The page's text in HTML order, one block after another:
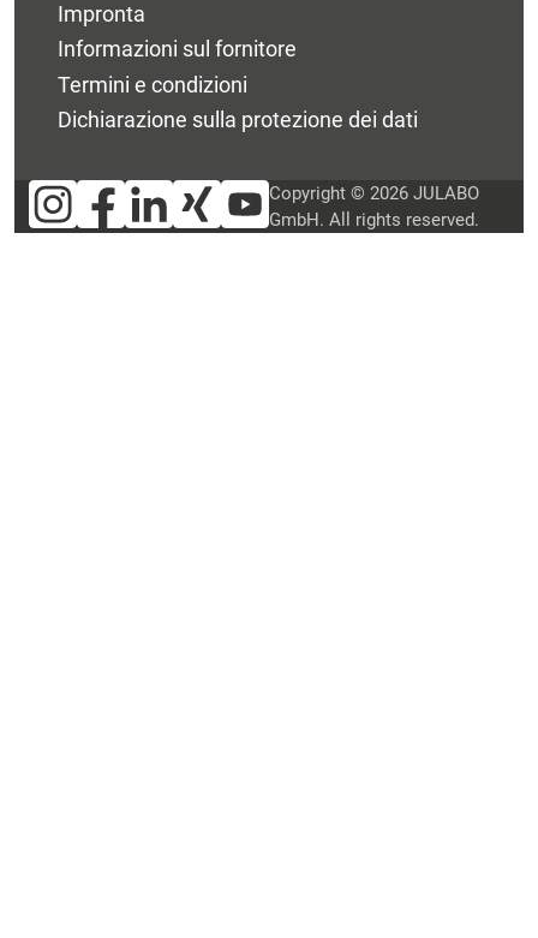
Impronta
Informazioni sul fornitore
Termini e condizioni
Dichiarazione sulla protezione dei dati
Copyright © 2026 JULABO
GmbH. All rights reserved.